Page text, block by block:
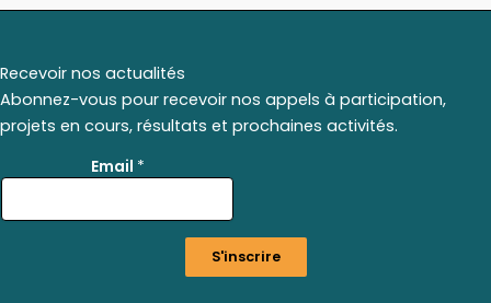
Recevoir nos actualités
Abonnez-vous pour recevoir nos appels à participation,
projets en cours, résultats et prochaines activités.
a
i
l
Email *
S'inscrire